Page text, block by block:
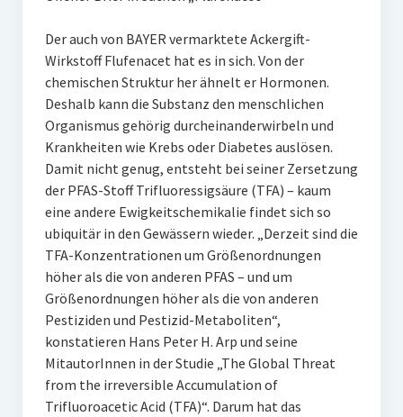
Der auch von BAYER vermarktete Ackergift-
Wirkstoff Flufenacet hat es in sich. Von der
chemischen Struktur her ähnelt er Hormonen.
Deshalb kann die Substanz den menschlichen
Organismus gehörig durcheinanderwirbeln und
Krankheiten wie Krebs oder Diabetes auslösen.
Damit nicht genug, entsteht bei seiner Zersetzung
der PFAS-Stoff Trifluoressigsäure (TFA) – kaum
eine andere Ewigkeitschemikalie findet sich so
ubiquitär in den Gewässern wieder. „Derzeit sind die
TFA-Konzentrationen um Größenordnungen
höher als die von anderen PFAS – und um
Größenordnungen höher als die von anderen
Pestiziden und Pestizid-Metaboliten“,
konstatieren Hans Peter H. Arp und seine
MitautorInnen in der Studie „The Global Threat
from the irreversible Accumulation of
Trifluoroacetic Acid (TFA)“. Darum hat das